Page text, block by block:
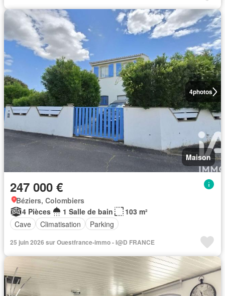
4photos
Maison
247 000 €
Béziers, Colombiers
4 Pièces
1 Salle de bain
103 m²
Cave
Climatisation Parking
25 juin 2026 sur Ouestfrance-immo - I@D FRANCE